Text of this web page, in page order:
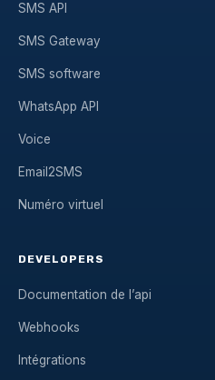
SMS API
SMS Gateway
SMS software
WhatsApp API
Voice
Email2SMS
Numéro virtuel
DEVELOPERS
Documentation de l’api
Webhooks
Intégrations